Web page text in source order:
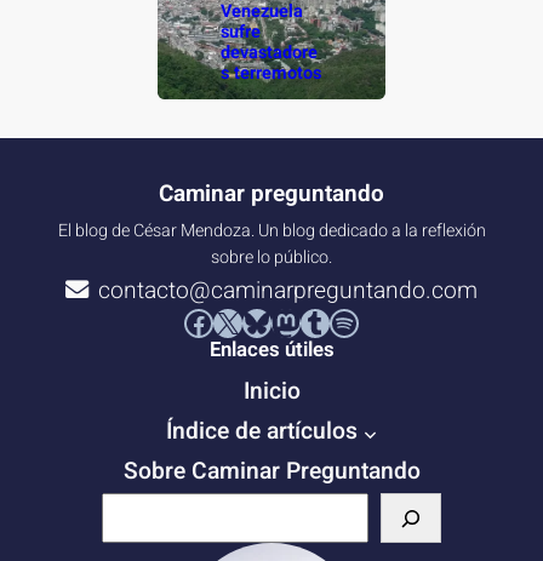
Venezuela
sufre
devastadore
s terremotos
Caminar preguntando
El blog de César Mendoza. Un blog dedicado a la reflexión
sobre lo público.
contacto@caminarpreguntando.com
Facebook X Bluesky Mastodon Tumblr Spotify
Enlaces útiles
Inicio
Índice de artículos
Sobre Caminar Preguntando
u